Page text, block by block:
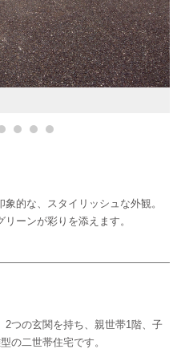
的な、スタイリッシュな外観。
ーンが彩りを添えます。
つの玄関を持ち、親世帯1階、子
の二世帯住宅です。